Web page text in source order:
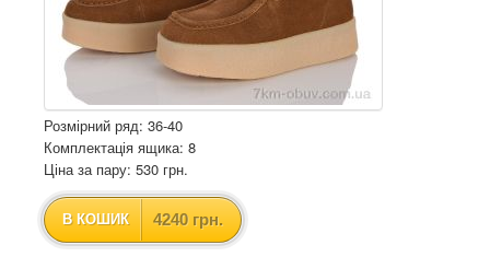
Розмірний ряд: 36-40
Комплектація ящика: 8
Ціна за пару: 530 грн.
В КОШИК 4240 грн.